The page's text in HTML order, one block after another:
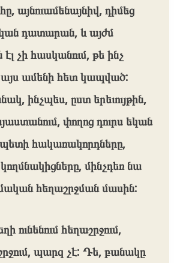
այնուամենայնիվ, դիմեց
դատարան, և այժմ
չի հասկանում, թե ինչ
այս ամենի հետ կապված:
ինչպես, ըստ երեւույթին,
փողոց դուրս եկան
հակառակորդները,
մինչդեռ նա
հեղաշրջման մասին:
ունենում հեղաշրջում,
պարզ չէ: Դե, բանակը